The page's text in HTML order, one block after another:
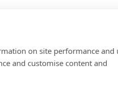
on site performance and
and customise content and